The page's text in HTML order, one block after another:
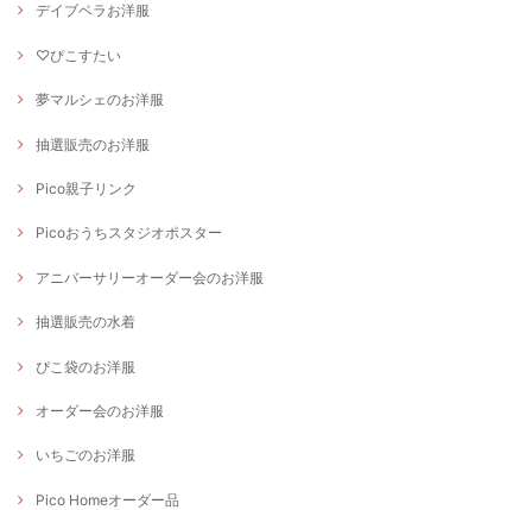
デイブベラお洋服
♡ぴこすたい
夢マルシェのお洋服
抽選販売のお洋服
Pico親子リンク
Picoおうちスタジオポスター
アニバーサリーオーダー会のお洋服
抽選販売の水着
ぴこ袋のお洋服
オーダー会のお洋服
いちごのお洋服
Pico Homeオーダー品